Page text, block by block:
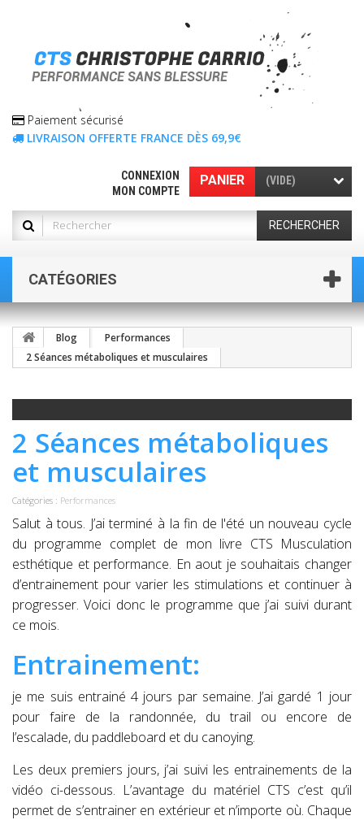
Paiement sécurisé
LIVRAISON OFFERTE FRANCE DÈS 69,9€
PANIER (VIDE)
CONNEXION
MON COMPTE
RECHERCHER
CATÉGORIES
Blog
Performances
2 Séances métaboliques et musculaires
2 Séances métaboliques
et musculaires
Catégories : Performances
Salut à tous. J’ai terminé à la fin de l'été un nouveau cycle
du programme complet de mon livre CTS Musculation
esthétique et performance. En aout je souhaitais changer
d’entrainement pour varier les stimulations et continuer à
progresser. Voici donc le programme que j’ai suivi durant
ce mois.
Entrainement:
je me suis entrainé 4 jours par semaine. J’ai gardé 1 jour
pour faire de la randonnée, du trail ou encore de
l’escalade, du paddleboard et du canoying.
Les deux premiers jours, j’ai suivi les entrainements de la
vidéo ci-dessous. L’avantage du matériel CTS c’est qu’il
permet de s’entrainer en extérieur et n’importe où. Chaque